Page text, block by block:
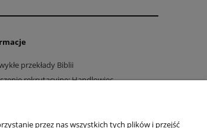
przekłady Biblii
rekrutacyjne: Handlowiec
przez nas wszystkich tych plików i przejść